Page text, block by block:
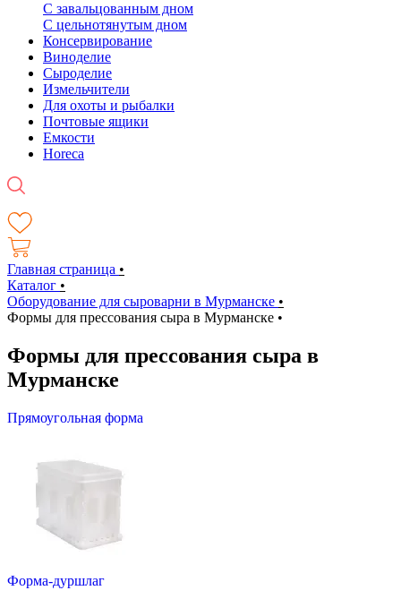
С завальцованным дном
С цельнотянутым дном
Консервирование
Виноделие
Сыроделие
Измельчители
Для охоты и рыбалки
Почтовые ящики
Емкости
Horeca
Главная страница •
Каталог •
Оборудование для сыроварни в Мурманске •
Формы для прессования сыра в Мурманске •
Формы для прессования сыра в
Мурманске
Прямоугольная форма
Форма-дуршлаг